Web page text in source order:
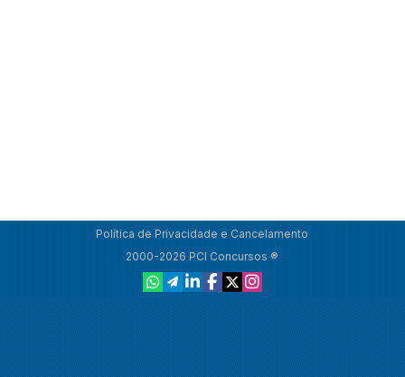
Política de Privacidade e Cancelamento
2000-2026 PCI Concursos ®